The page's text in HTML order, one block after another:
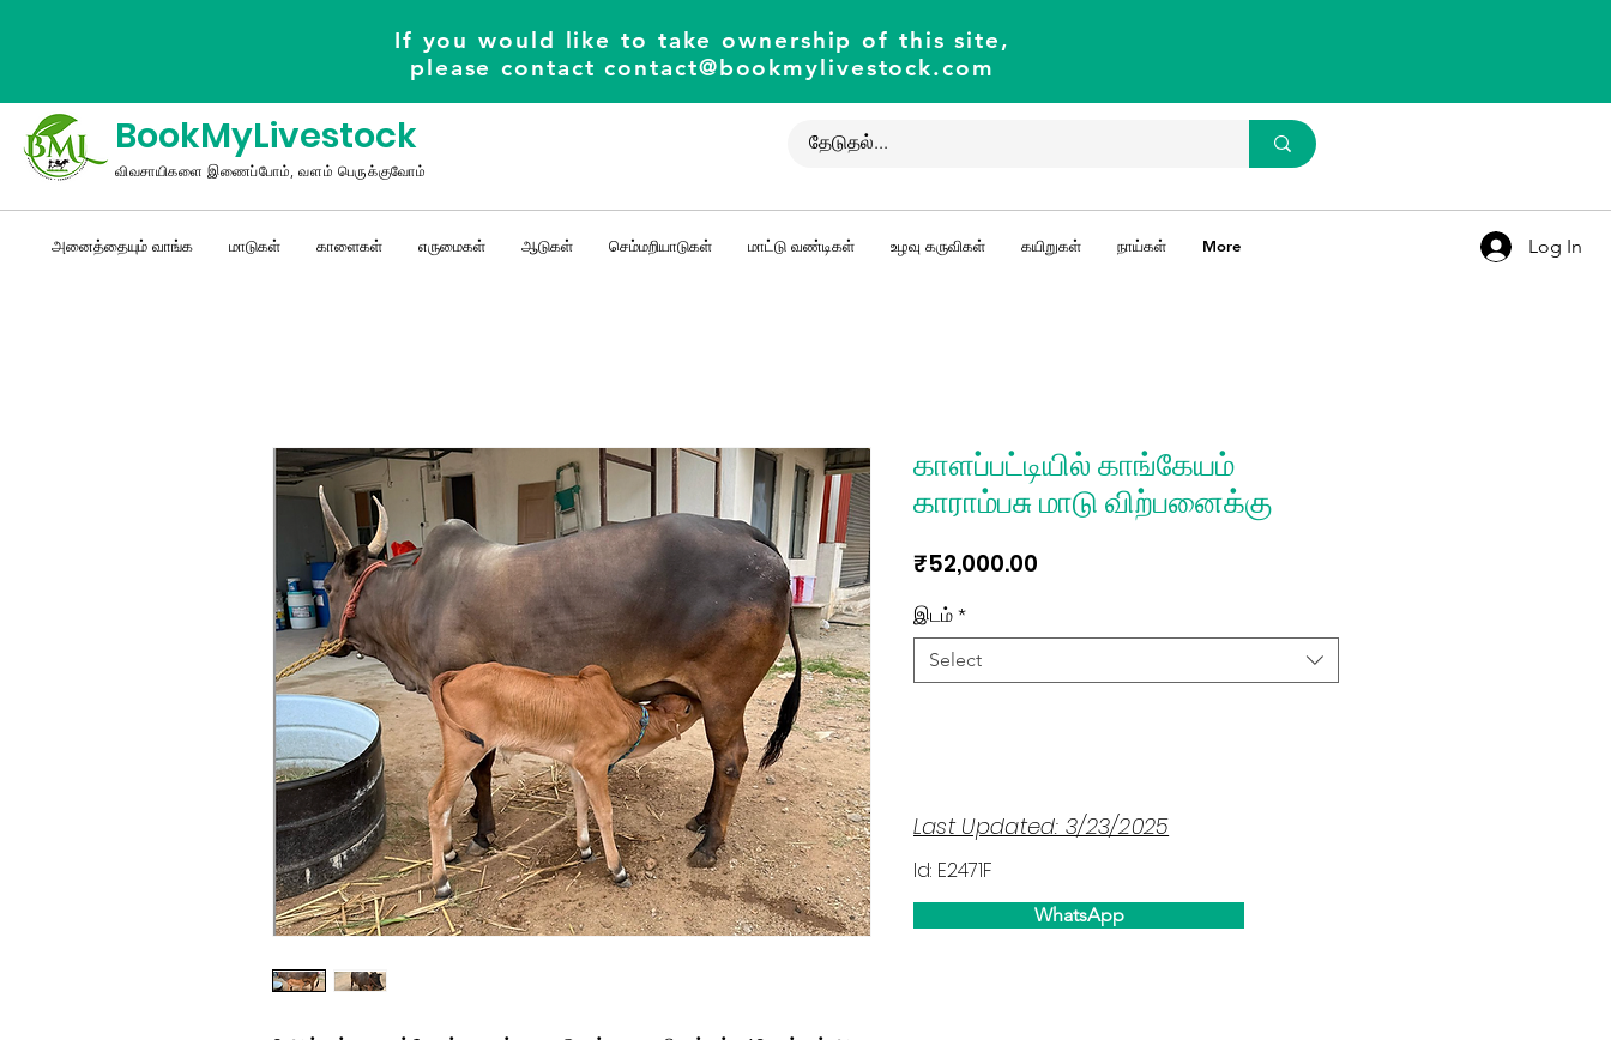
If you would like to take ownership of this site,
please contactcontact@bookmylivestock.com
BookMyLivestock
விவசாயிகளை இணைப்போம், வளம் பெருக்குவோம்
அனைத்தையும் வாங்க மாடுகள் காளைகள் எருமைகள் ஆடுகள் செம்மறியாடுகள் மாட்டு வண்டிகள் உழவு கருவிகள் கயிறுகள் நாய்கள் More Log In
காளப்பட்டியில் காங்கேயம்
காராம்பசு மாடு விற்பனைக்கு
₹52,000.00
இடம் *
Select
WhatsApp
Last Updated: 3/23/2025
Id: E2471F